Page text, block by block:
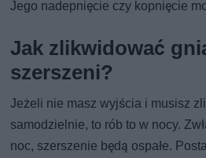
Jego nadepnięcie czy kopnięcie
Jak zlikwidować
szerszeni?
Jeżeli nie masz wyjścia i musisz
samodzielnie, to rób to w nocy.
noc, szerszenie będą ospałe.